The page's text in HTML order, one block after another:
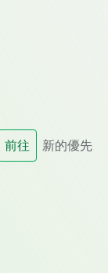
前往 新的優先